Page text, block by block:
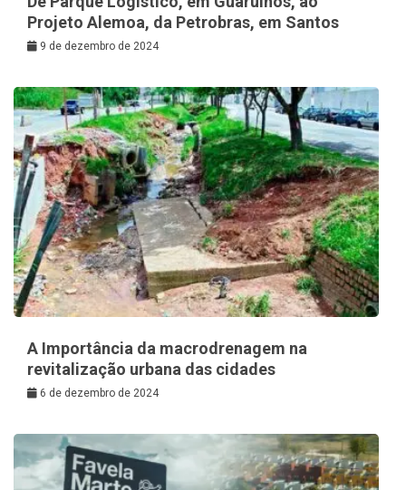
Projeto Alemoa, da Petrobras, em Santos
9 de dezembro de 2024
A Importância da macrodrenagem na
revitalização urbana das cidades
6 de dezembro de 2024